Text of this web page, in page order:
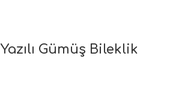
Gümüş Bileklik